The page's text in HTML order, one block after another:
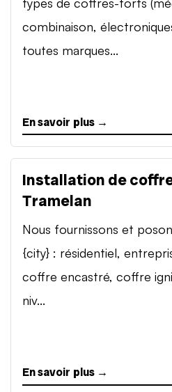
combinaison,
toutes marques...
En savoir plus →
Installation de
Tramelan
Nous fournissons et
{city} : résidentiel,
coffre encastré, coffre
niv...
En savoir plus →